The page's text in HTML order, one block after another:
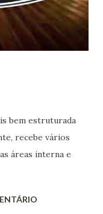
bem estruturada
recebe vários
áreas interna e